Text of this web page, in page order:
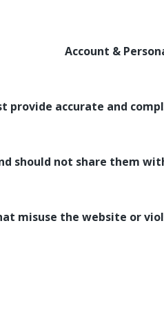
provide accurate and
should not share them
misuse the website or